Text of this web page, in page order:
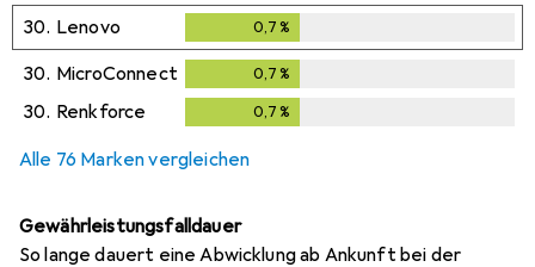
30. Lenovo 0,7 %
30. MicroConnect 0,7 %
30. Renkforce 0,7 %
Alle 76 Marken vergleichen
Gewährleistungsfalldauer
So lange dauert eine Abwicklung ab Ankunft bei der